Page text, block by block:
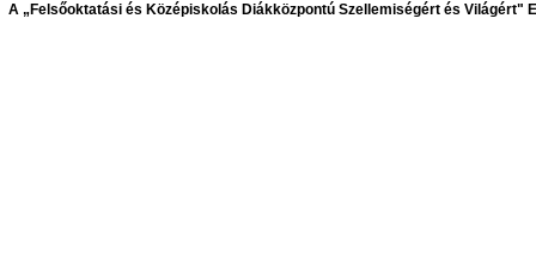
A „Felsőoktatási és Középiskolás Diákközpontú Szellemiségért és Világért"